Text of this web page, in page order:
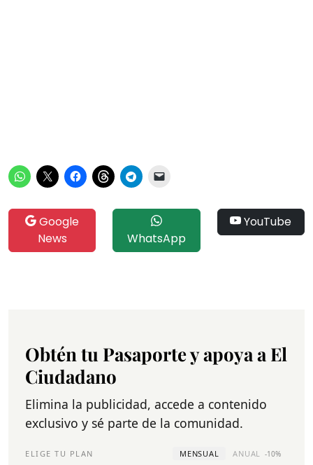
Google
News
WhatsApp
YouTube
Obtén tu Pasaporte y apoya a El
Ciudadano
Elimina la publicidad, accede a contenido
exclusivo y sé parte de la comunidad.
ELIGE TU PLAN MENSUAL ANUAL -10%